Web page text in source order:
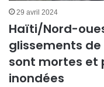
29 avril 2024
Haïti/Nord-
glissements
sont mortes et
inondées